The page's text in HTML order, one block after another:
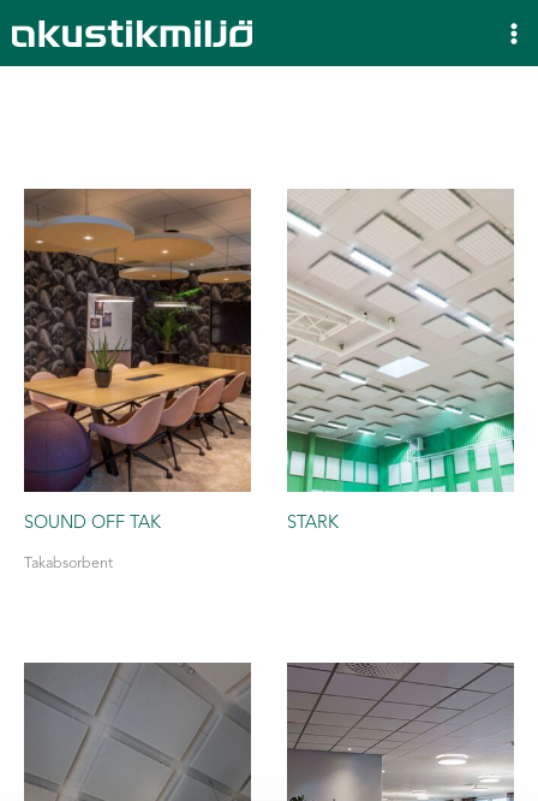
till
SOUND OFF TAK
Takabsorbent
STARK